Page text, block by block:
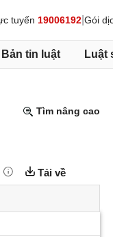
tuyến 19006192 Gói
Bản tin luật Luật
Tìm nâng cao
Tải về